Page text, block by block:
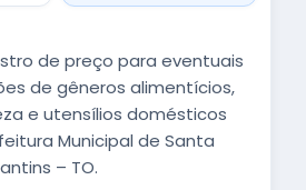
de preço para eventuais
de gêneros alimentícios,
e utensílios domésticos
Municipal de Santa
– TO.